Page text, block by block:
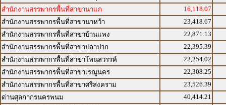
สำนักงานสรรพากรพื้นที่สาขานาแก
16,118.07
สำนักงานสรรพากรพื้นที่สาขานาหว้า
23,418.67
สำนักงานสรรพากรพื้นที่สาขาบ้านแพง
22,871.13
สำนักงานสรรพากรพื้นที่สาขาปลาปาก
22,395.39
สำนักงานสรรพากรพื้นที่สาขาโพนสวรรค์
22,254.02
สำนักงานสรรพากรพื้นที่สาขาเรณูนคร
22,308.25
สำนักงานสรรพากรพื้นที่สาขาศรีสงคราม
23,526.39
ด่านศุลกากรนครพนม
40,414.21